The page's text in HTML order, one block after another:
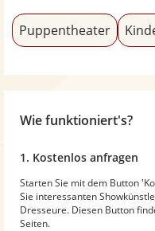
Puppentheater
Wie funktioniert's?
1. Kostenlos anfragen
Starten Sie mit dem Button
Sie interessanten
Dresseure. Diesen Button
Seiten.